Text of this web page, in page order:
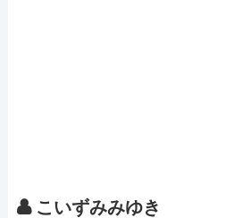
こいずみみゆき